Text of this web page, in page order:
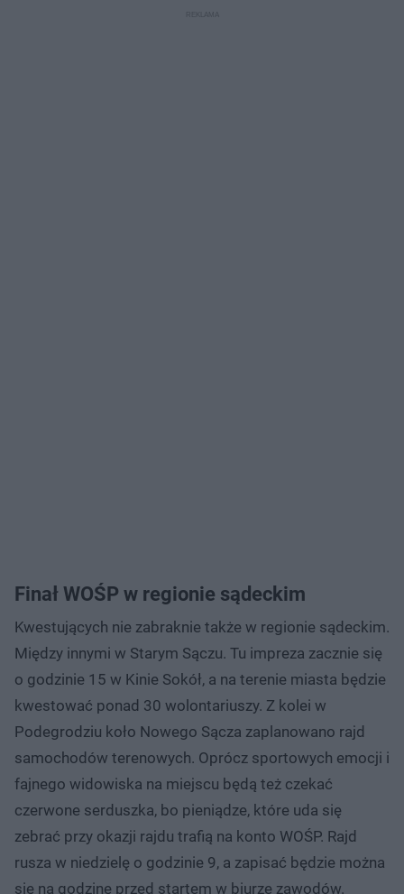
Finał WOŚP w regionie sądeckim
Kwestujących nie zabraknie także w regionie sądeckim.
Między innymi w Starym Sączu. Tu impreza zacznie się
o godzinie 15 w Kinie Sokół, a na terenie miasta będzie
kwestować ponad 30 wolontariuszy. Z kolei w
Podegrodziu koło Nowego Sącza zaplanowano rajd
samochodów terenowych. Oprócz sportowych emocji i
fajnego widowiska na miejscu będą też czekać
czerwone serduszka, bo pieniądze, które uda się
zebrać przy okazji rajdu trafią na konto WOŚP. Rajd
rusza w niedzielę o godzinie 9, a zapisać będzie można
się na godzinę przed startem w biurze zawodów.